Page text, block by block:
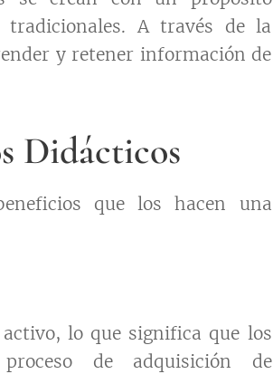
A través de la
y retener información de
Didácticos
que los hacen una
lo que significa que los
de adquisición de